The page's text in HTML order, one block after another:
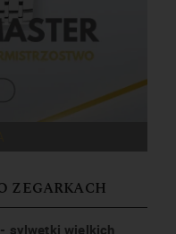
ZEGARKACH
sylwetki wielkich